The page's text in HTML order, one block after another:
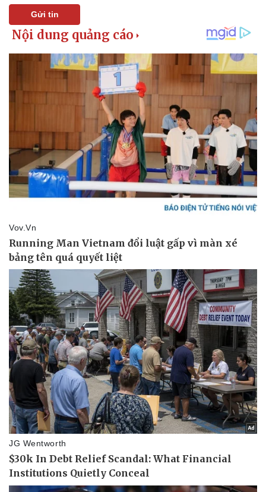
Sức khỏe
Dinh dưỡng - món ngon
Nhi khoa
Nam khoa
Làm đẹp - giảm cân
Đời sống
Nhà đẹp
Gửi tin